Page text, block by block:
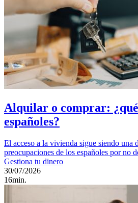
Alquilar o comprar:
españoles?
El acceso a la vivienda sigue siendo una
preocupaciones de los españoles por no
Gestiona tu dinero
30/07/2026
16min.